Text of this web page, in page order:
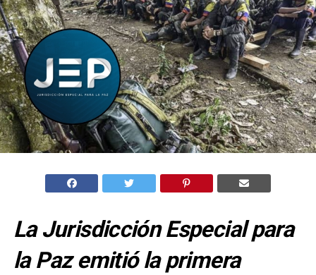
La Jurisdicción Especial para
la Paz emitió la primera